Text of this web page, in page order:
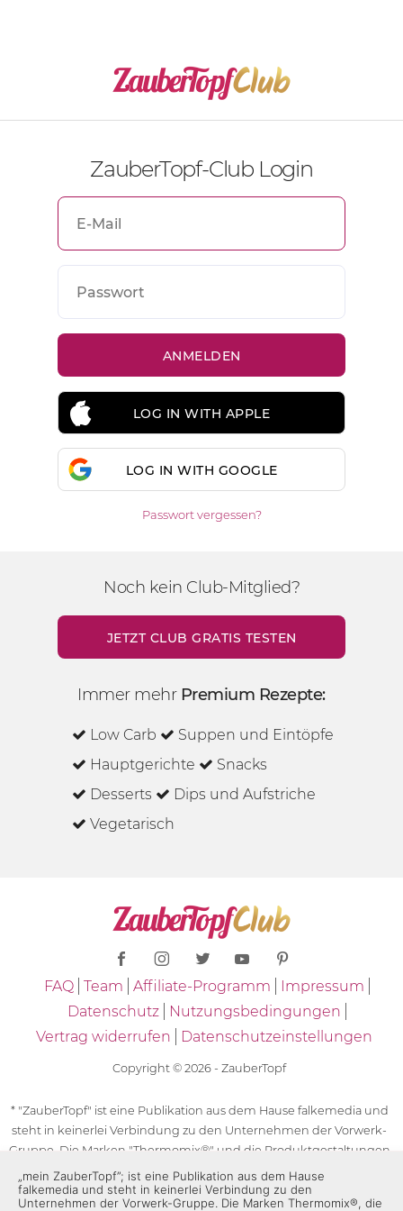
ZauberTopf-Club Login
LOG IN WITH APPLE
LOG IN WITH GOOGLE
Passwort vergessen?
Noch kein Club-Mitglied?
JETZT CLUB GRATIS TESTEN
Immer mehr Premium Rezepte:
Low Carb
Suppen und Eintöpfe
Hauptgerichte
Snacks
Desserts
Dips und Aufstriche
Vegetarisch
FAQ Team Affiliate-Programm
Impressum
Datenschutz
Nutzungsbedingungen
Vertrag widerrufen
Datenschutzeinstellungen
Copyright © 2026 - ZauberTopf
* "ZauberTopf" ist eine Publikation aus dem Hause falkemedia und
steht in keinerlei Verbindung zu den Unternehmen der Vorwerk-
Gruppe. Die Marken "Thermomix®" und die Produktgestaltungen
des "Thermomix®" sind eingetragene Marken der Unternehmen
der Vorwerk-Gruppe. Die Marken Thermomix®, die Zeichen TM5®,
„mein ZauberTopf”; ist eine Publikation aus dem Hause
falkemedia und steht in keinerlei Verbindung zu den
Unternehmen der Vorwerk-Gruppe. Die Marken Thermomix®, die